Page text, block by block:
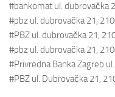
#bankomat ul. dubrovačka
#pbz ul. dubrovačka 21,
#PBZ ul. dubrovačka 21,
#pbz ul. dubrovačka 21,
#Privredna Banka Zagreb
#PBZ ul. Dubrovačka 21,